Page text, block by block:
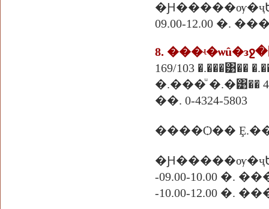
09.00-12.00 �.
8.
169/103
�.���ͧ �.�͹��
��. 0-4324-5803
����Ѻ��
10.00 �. ����֡��
-10.00-12.00 �.